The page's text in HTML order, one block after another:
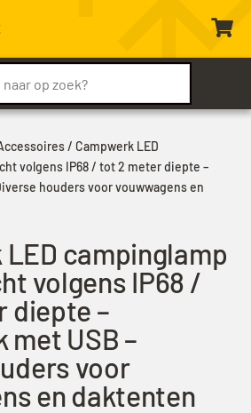

/ Campwerk LED
volgens IP68 / tot 2 meter diepte –
houders voor vouwwagens en
LED campinglamp
volgens IP68 /
diepte –
met USB –
voor
en daktenten